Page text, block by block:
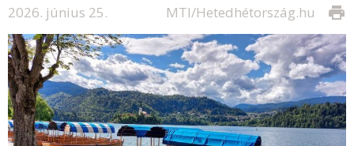
2026. június 25. print
MTI/Hetedhétország.hu